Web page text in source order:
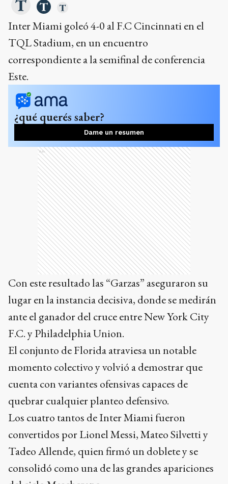
Inter Miami goleó 4-0 al F.C Cincinnati en el
TQL Stadium, en un encuentro
correspondiente a la semifinal de conferencia
Este.
¿qué querés saber?
Dame un resumen
Ads
Con este resultado las “Garzas” aseguraron su
lugar en la instancia decisiva, donde se medirán
ante el ganador del cruce entre New York City
F.C. y Philadelphia Union.
El conjunto de Florida atraviesa un notable
momento colectivo y volvió a demostrar que
cuenta con variantes ofensivas capaces de
quebrar cualquier planteo defensivo.
Los cuatro tantos de Inter Miami fueron
convertidos por Lionel Messi, Mateo Silvetti y
Tadeo Allende, quien firmó un doblete y se
consolidó como una de las grandes apariciones